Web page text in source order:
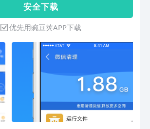
安全，是你可信任的手机管家、安全卫
士。骚扰拦截，拦截国内外的骚扰电话，
引导去设置手机自带的骚扰拦截，同时支
持电话、短信等形式向运营商开通骚扰拦
截。提供图片、视频等加密、备份功能，
保护个人图片、视频的隐私安全。号码标
记，减少号码误标记的烦恼。【安全管
家】全方位保护手机安全，杜绝一切木马
病毒。【广告扫描】快速扫描应用广告插
件，用户自主选择处理。【微信清理】清
理微信缓存，空间更充足。【图片加密】
安 全 下 载
优先用豌豆荚APP下载